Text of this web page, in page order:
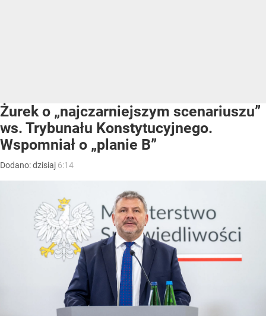
Żurek o „najczarniejszym scenariuszu”
ws. Trybunału Konstytucyjnego.
Wspomniał o „planie B”
Dodano:dzisiaj 6:14